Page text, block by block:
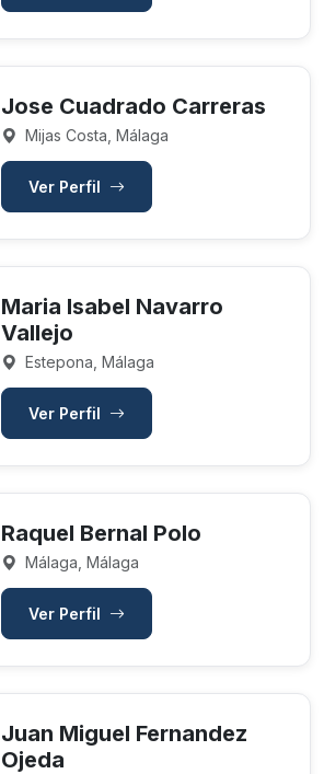
Jose Cuadrado Carreras
Mijas Costa, Málaga
Ver Perfil
Maria Isabel Navarro
Vallejo
Estepona, Málaga
Ver Perfil
Raquel Bernal Polo
Málaga, Málaga
Ver Perfil
Juan Miguel Fernandez
Ojeda